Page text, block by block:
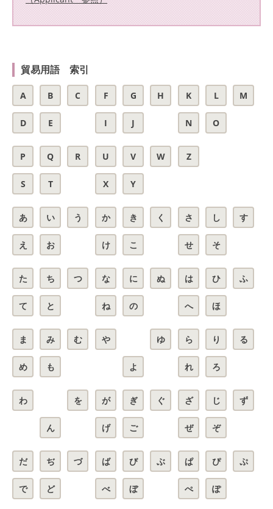
貿易用語 索引
A B C
D E
F G H
I J
K L M
N O
P Q R
S T
U V W
X Y
Z
あ い う
え お
か き く
け こ
さ し す
せ そ
た ち つ
て と
な に ぬ
ね の
は ひ ふ
へ ほ
ま み む
め も
や ゆ
よ
ら り る
れ ろ
わ を
ん
が ぎ ぐ
げ ご
ざ じ ず
ぜ ぞ
だ ぢ づ
で ど
ば び ぶ
べ ぼ
ぱ ぴ ぷ
ぺ ぽ